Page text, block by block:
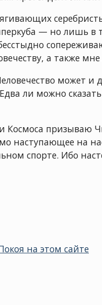
— но лишь в
а также
может
ли можно
Космоса призываю
наступающее на
спорте. Ибо
на этом сайте